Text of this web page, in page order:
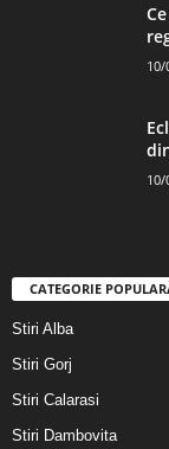
10/
10/
CATEGORIE
Stiri Alba
Stiri Gorj
Stiri Calarasi
Stiri Dambovita